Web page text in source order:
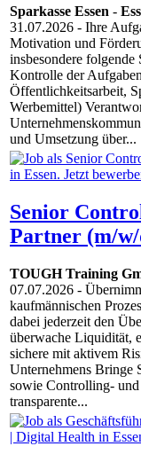
Sparkasse Essen -
31.07.2026 - Ihre
Motivation und
insbesondere
Kontrolle der
Öffentlichkeitsarbeit,
Werbemittel)
und Umsetzung über...
Senior
Partner (m/
TOUGH Training
07.07.2026 -
kaufmännischen
dabei jederzeit den
überwache Liquidität,
sichere mit aktivem
Unternehmens Bringe
sowie Controlling-
transparente...